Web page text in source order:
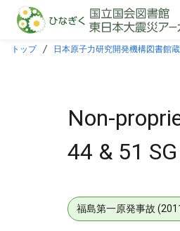
本文に飛ぶ
トップ 日本原子力研究開発機構図書館
Non-
44 & 51
福島第一原発事故